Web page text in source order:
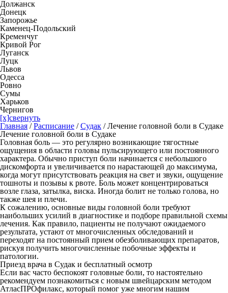
Должанск
Донецк
Запорожье
Каменец-Подольский
Кременчуг
Кривой Рог
Луганск
Луцк
Львов
Одесса
Ровно
Сумы
Харьков
Чернигов
[x]свернуть
Главная /Расписание /Судак /Лечение головной боли в Судаке
Лечение головной боли в Судаке
Головная боль — это регулярно возникающие тягостные
ощущения в области головы пульсирующего или постоянного
характера. Обычно приступ боли начинается с небольшого
дискомфорта и увеличивается по нарастающей до максимума,
когда могут присутствовать реакция на свет и звуки, ощущение
тошноты и позывы к рвоте. Боль может концентрироваться
возле глаза, затылка, виска. Иногда болит не только голова, но
также шея и плечи.
К сожалению, основные виды головной боли требуют
наибольших усилий в диагностике и подборе правильной схемы
лечения. Как правило, пациенты не получают ожидаемого
результата, устают от многочисленных обследований и
переходят на постоянный прием обезболивающих препаратов,
рискуя получить многочисленные побочные эффекты и
патологии.
Приезд врача в Судак и бесплатный осмотр
Если вас часто беспокоят головные боли, то настоятельно
рекомендуем познакомиться с новым швейцарским методом
АтласПРОфилакс, который помог уже многим нашим